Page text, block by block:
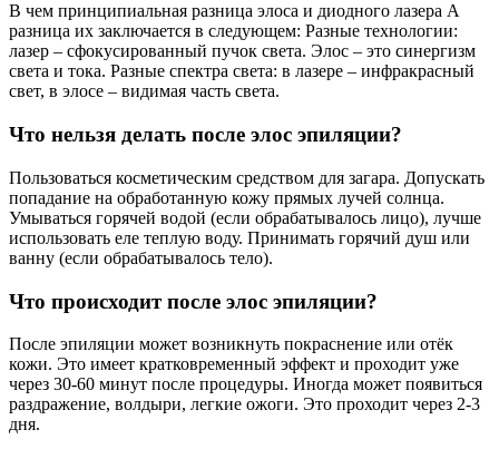
В чем принципиальная разница элоса и диодного лазера А
разница их заключается в следующем: Разные технологии:
лазер – сфокусированный пучок света. Элос – это синергизм
света и тока. Разные спектра света: в лазере – инфракрасный
свет, в элосе – видимая часть света.
Что нельзя делать после элос эпиляции?
Пользоваться косметическим средством для загара. Допускать
попадание на обработанную кожу прямых лучей солнца.
Умываться горячей водой (если обрабатывалось лицо), лучше
использовать еле теплую воду. Принимать горячий душ или
ванну (если обрабатывалось тело).
Что происходит после элос эпиляции?
После эпиляции может возникнуть покраснение или отёк
кожи. Это имеет кратковременный эффект и проходит уже
через 30-60 минут после процедуры. Иногда может появиться
раздражение, волдыри, легкие ожоги. Это проходит через 2-3
дня.